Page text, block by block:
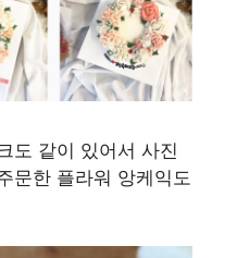
도 같이 있어서 사진
문한 플라워 앙케익도